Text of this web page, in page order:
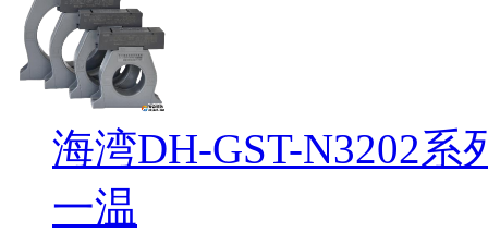
海湾DH-GST-N3202
一温